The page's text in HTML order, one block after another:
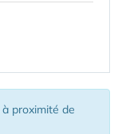
à proximité de